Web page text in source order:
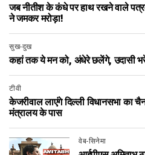
जब नीतीश के कंधे पर हाथ रखने वाले
ने जमकर मरोड़ा!
सुख-दुख
कहां तक ये मन को, अंधेरे छलेंगे, उदासी
टीवी
केजरीवाल लाएंगे दिल्ली विधानसभा का
मंत्रालय के पास
वेब-सिनेमा